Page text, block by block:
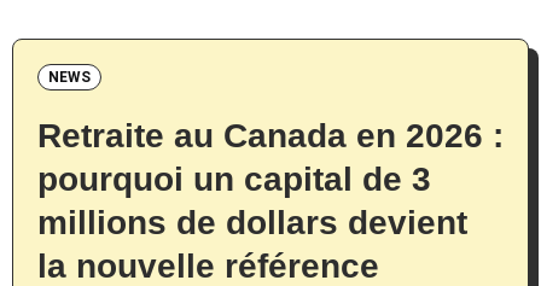
NEWS
Retraite au Canada en 2026 :
pourquoi un capital de 3
millions de dollars devient
la nouvelle référence